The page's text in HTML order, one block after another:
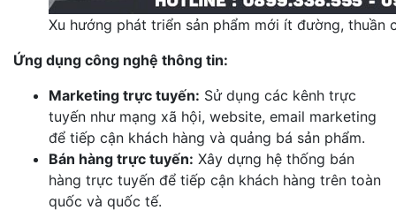
Xu hướng phát triển sản phẩm mới ít đường, thuần
Ứng dụng công nghệ thông tin:
Marketing trực tuyến: Sử dụng các kênh trực
tuyến như mạng xã hội, website, email marketing
để tiếp cận khách hàng và quảng bá sản phẩm.
Bán hàng trực tuyến: Xây dựng hệ thống bán
hàng trực tuyến để tiếp cận khách hàng trên toàn
quốc và quốc tế.